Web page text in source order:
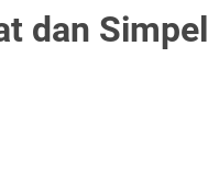
dan Simpel